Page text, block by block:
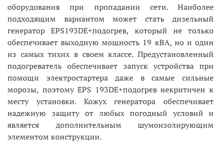
оборудования при пропадании сети. Наиболее
подходящим вариантом может стать дизельный
генератор EPS193DE+подогрев, который не только
обеспечивает выходную мощность 19 кВА, но и один
из самых тихих в своем классе. Предустановленный
подогреватель обеспечивает запуск устройства при
помощи электростартера даже в самые сильные
морозы, поэтому EPS 193DE+подогрев некритичен к
месту установки. Кожух генератора обеспечивает
надежную защиту от любых погодный условий и
является дополнительным шумоизолирующим
элементом конструкции.